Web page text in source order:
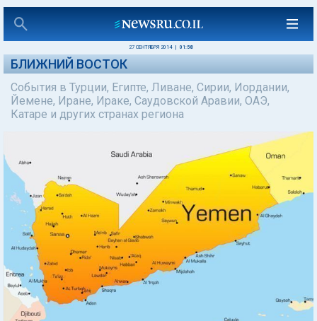
27 СЕНТЯБРЯ 2014 01:58
БЛИЖНИЙ ВОСТОК
События в Турции, Египте, Ливане, Сирии, Иордании,
Йемене, Иране, Ираке, Саудовской Аравии, ОАЭ,
Катаре и других странах региона